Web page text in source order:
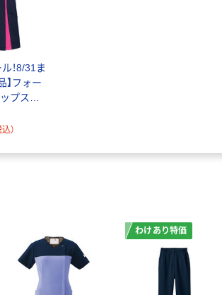
！8/31ま
】フォー
プスク
L
込）
わけあり特価